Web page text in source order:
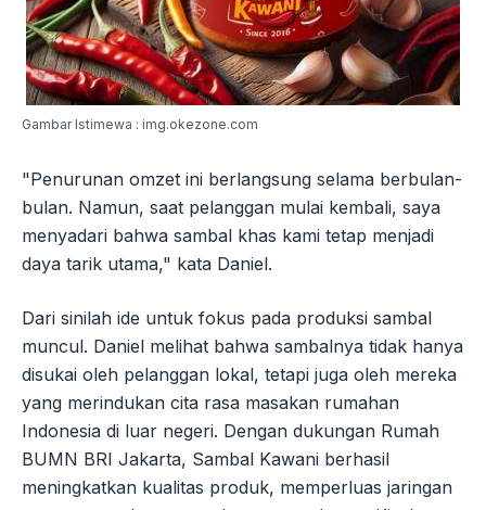
Gambar Istimewa : img.okezone.com
"Penurunan omzet ini berlangsung selama berbulan-
bulan. Namun, saat pelanggan mulai kembali, saya
menyadari bahwa sambal khas kami tetap menjadi
daya tarik utama," kata Daniel.
Dari sinilah ide untuk fokus pada produksi sambal
muncul. Daniel melihat bahwa sambalnya tidak hanya
disukai oleh pelanggan lokal, tetapi juga oleh mereka
yang merindukan cita rasa masakan rumahan
Indonesia di luar negeri. Dengan dukungan Rumah
BUMN BRI Jakarta, Sambal Kawani berhasil
meningkatkan kualitas produk, memperluas jaringan